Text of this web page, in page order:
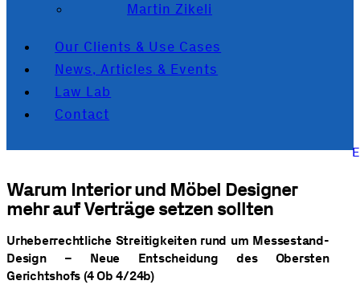
Martin Zikeli
Our Clients & Use Cases
News, Articles & Events
Law Lab
Contact
Warum Interior und Möbel Designer
mehr auf Verträge setzen sollten
Urheberrechtliche Streitigkeiten rund um Messestand-
Design – Neue Entscheidung des Obersten
Gerichtshofs (4 Ob 4/24b)